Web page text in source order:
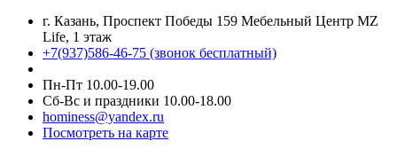
г. Казань, Проспект Победы 159 Мебельный Центр MZ
Life, 1 этаж
+7(937)586-46-75 (звонок бесплатный)
Пн-Пт 10.00-19.00
Сб-Вс и праздники 10.00-18.00
hominess@yandex.ru
Посмотреть на карте